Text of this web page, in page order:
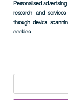
Personalised
research and services
through device
cookies
Imagen